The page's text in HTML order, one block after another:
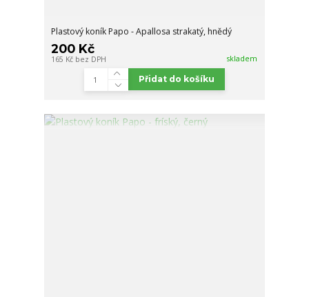
Plastový koník Papo - Apallosa strakatý, hnědý
200 Kč
165 Kč bez DPH skladem
Přidat do košíku